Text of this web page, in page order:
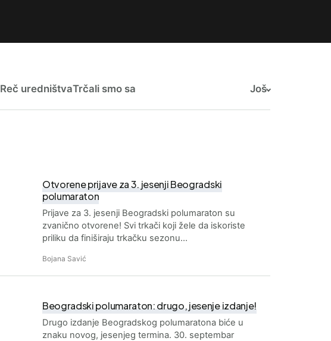
Reč uredništvaTrčali smo sa Još
Otvorene prijave za 3. jesenji Beogradski
polumaraton
Prijave za 3. jesenji Beogradski polumaraton su
zvanično otvorene! Svi trkači koji žele da iskoriste
priliku da finiširaju trkačku sezonu…
Bojana Savić
Beogradski polumaraton: drugo, jesenje izdanje!
Drugo izdanje Beogradskog polumaratona biće u
znaku novog, jesenjeg termina. 30. septembar